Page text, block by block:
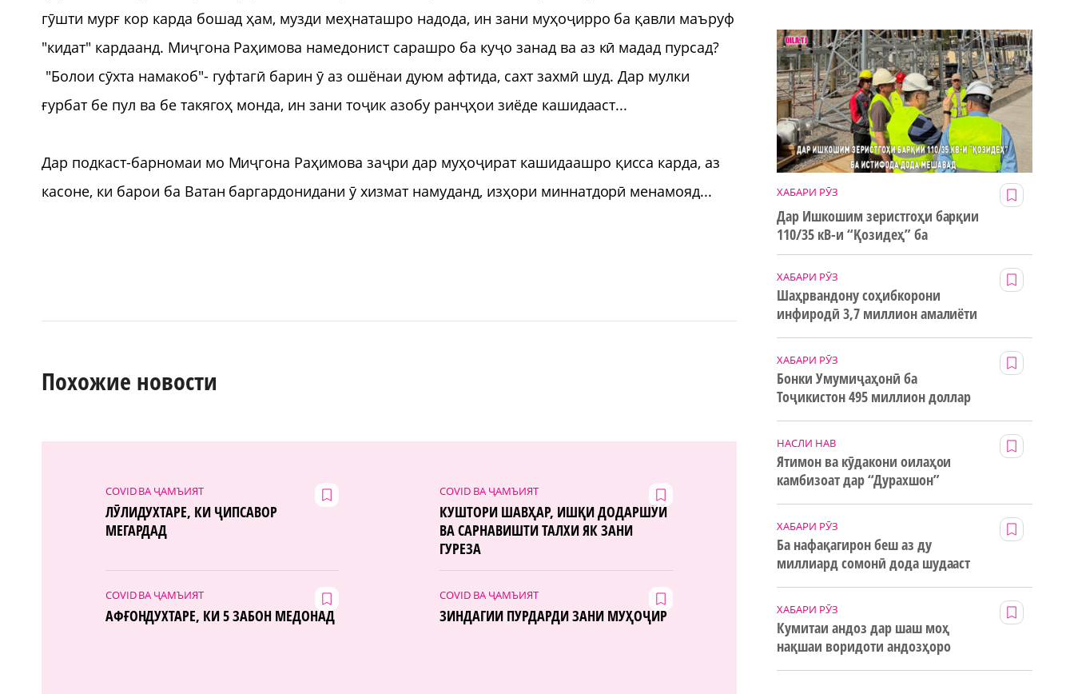
гӯшти мурғ кор карда бошад ҳам, музди меҳнаташро надода, ин зани муҳоҷирро ба қавли маъруф
"кидат" кардаанд. Миҷгона Раҳимова намедонист сарашро ба куҷо занад ва аз кӣ мадад пурсад?
"Болои сӯхта намакоб"- гуфтагӣ барин ӯ аз ошёнаи дуюм афтида, сахт захмӣ шуд. Дар мулки
ғурбат бе пул ва бе такягоҳ монда, ин зани тоҷик азобу ранҷҳои зиёде кашидааст...
Дар подкаст-барномаи мо Миҷгона Раҳимова заҷри дар муҳоҷират кашидаашро қисса карда, аз
касоне, ки барои ба Ватан баргардонидани ӯ хизмат намуданд, изҳори миннатдорӣ менамояд...
Похожие новости
COVID ВА ҶАМЪИЯТ
ЛӮЛИДУХТАРЕ, КИ ҶИПСАВОР
МЕГАРДАД
COVID ВА ҶАМЪИЯТ
КУШТОРИ ШАВҲАР, ИШҚИ ДОДАРШӮЙ
ВА САРНАВИШТИ ТАЛХИ ЯК ЗАНИ
ГУРЕЗА
COVID ВА ҶАМЪИЯТ
АФҒОНДУХТАРЕ, КИ 5 ЗАБОН МЕДОНАД
COVID ВА ҶАМЪИЯТ
ЗИНДАГИИ ПУРДАРДИ ЗАНИ МУҲОҶИР
ХАБАРИ РӮЗ
Дар Ишкошим зеристгоҳи барқии
110/35 кВ-и “Қозидеҳ” ба
истифода дода мешавад
ХАБАРИ РӮЗ
Шаҳрвандону соҳибкорони
инфиродӣ 3,7 миллион амалиёти
ХАБАРИ РӮЗ
Бонки Умумиҷаҳонӣ ба
Тоҷикистон 495 миллион доллар
НАСЛИ НАВ
Ятимон ва кӯдакони оилаҳои
камбизоат дар “Дурахшон”
ХАБАРИ РӮЗ
Ба нафақагирон беш аз ду
миллиард сомонӣ дода шудааст
ХАБАРИ РӮЗ
Кумитаи андоз дар шаш моҳ
нақшаи воридоти андозҳоро